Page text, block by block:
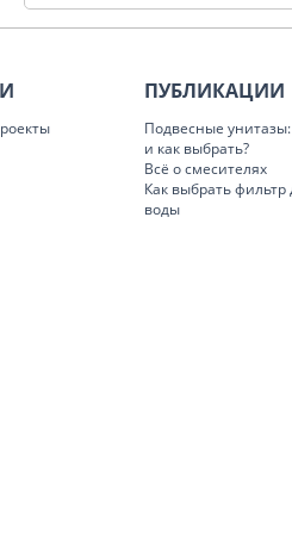
ПУБЛИКАЦИИ
Подвесные унитазы:
и как выбрать?
Всё о смесителях
Как выбрать фильтр
воды